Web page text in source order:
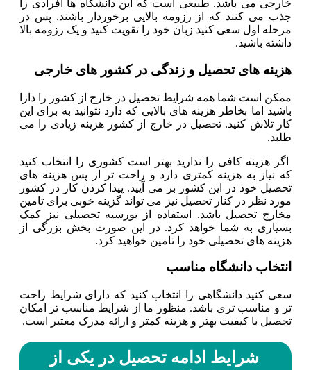
خارجی می باشد. طبیعی است که این دانشگاه ها افرادی را
جذب می کنند که از رزومه بالایی برخوردار باشند. پس در
مرحله اول سعی کنید زبان خود را تقویت کنید و یک رزومه بالا
داشته باشید.
هزینه های تحصیل و زندگی در کشور های خارجی
ممکن است شما همه شرایط تحصیل در خارج از کشور را دارا
باشید اما بخاطر هزینه های بالایی که دارد نتوانید به برای این
کار تلاش کنید. تحصیل در خارج از کشور هزینه زیادی را می
طلبد.
اگر هزینه کافی را ندارید بهتر است کشوری را انتخاب کنید
که نیاز به هزینه کمتری دارد و راحت تر از پس هزینه های
تحصیل خود در این کشور بر می آیید. پیدا کردن کار در کشور
مورد نظر در کنار تحصیل نیز می تواند گزینه خوبی برای تامین
مخارج تحصیل باشد. استفاده از بورسیه تحصیلی نیز کمک
بسیاری به شما خواهد کرد. در این صورت بخش بزرگی از
هزینه های تحصیلی خود را تامین خواهید کرد.
انتخاب دانشگاه مناسب
سعی کنید دانشگاهی را انتخاب کنید که دارای شرایط راحت
تر و مناسب تری باشد. منظور ما از شرایط مناسب تر امکان
تحصیل با کیفیت بهتر و هزینه کمتر و ارائه مدرک معتبر است.
شرایط ادامه تحصیل در یکی از